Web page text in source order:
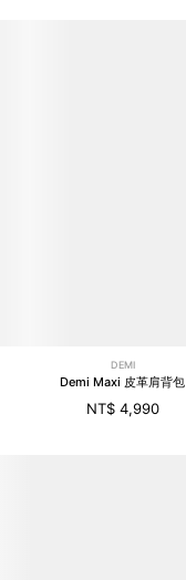
DEMI
Demi Maxi 皮革肩背包
NT$ 4,990